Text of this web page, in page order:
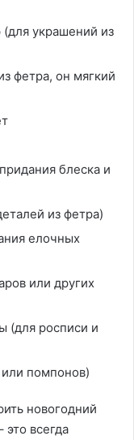
(для украшений из
фетра, он мягкий
блеска и
из фетра)
елочных
или других
(для росписи и
помпонов)
новогодний
всегда